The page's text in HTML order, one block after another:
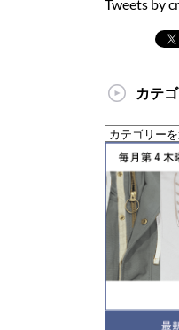
Tweets by
カテ